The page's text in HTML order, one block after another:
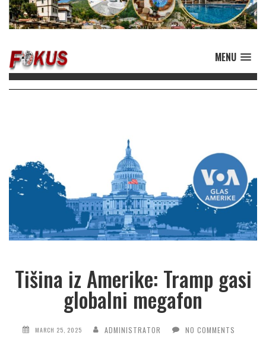
MENU
Tišina iz Amerike: Tramp gasi
globalni megafon
MARCH 25, 2025 ADMINISTRATOR NO COMMENTS